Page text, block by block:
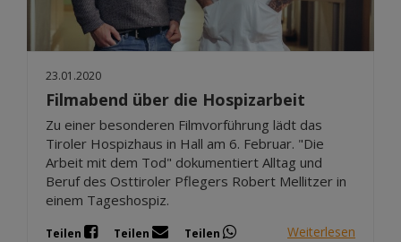
23.01.2020
Filmabend über die Hospizarbeit
Zu einer besonderen Filmvorführung lädt das
Tiroler Hospizhaus in Hall am 6. Februar. "Die
Arbeit mit dem Tod" dokumentiert Alltag und
Beruf des Osttiroler Pflegers Robert Mellitzer in
einem Tageshospiz.
Teilen Teilen Teilen Weiterlesen